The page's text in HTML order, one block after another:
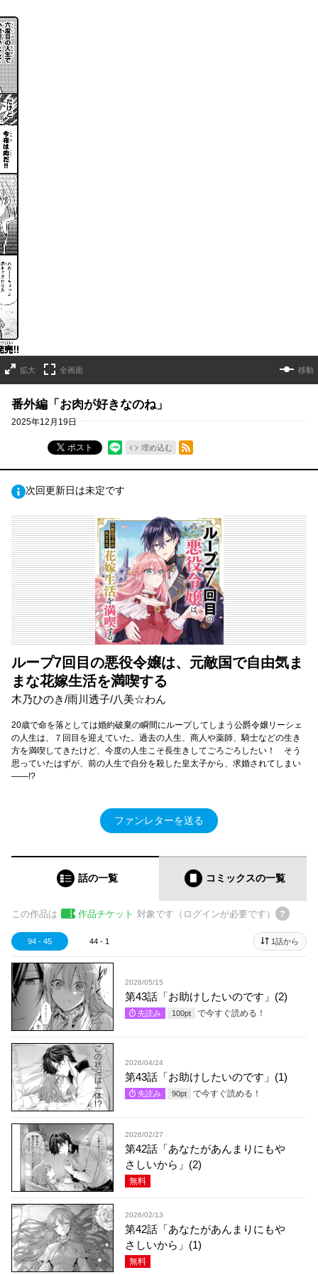
拡大 全画面 移動
番外編「お肉が好きなのね」
2025年12月19日
ポスト 埋め込む
RSSフィード
次回更新日は未定です
ループ7回目の悪役令嬢は、元敵国で自由気ま
まな花嫁生活を満喫する
木乃ひのき/雨川透子/八美☆わん
20歳で命を落としては婚約破棄の瞬間にループしてしまう公爵令嬢リーシェ
の人生は、７回目を迎えていた。過去の人生、商人や薬師、騎士などの生き
方を満喫してきたけど、今度の人生こそ長生きしてごろごろしたい！ そう
思っていたはずが、前の人生で自分を殺した皇太子から、求婚されてしまい
――!?
ファンレターを送る
話の一覧 コミックスの一覧
この作品は 作品チケット 対象です（ログインが必要です）
94 - 45 44 - 1 1話から
2026/05/15
第43話「お助けしたいのです」(2)
先読み 100pt で今すぐ読める！
2026/04/24
第43話「お助けしたいのです」(1)
先読み 90pt で今すぐ読める！
2026/02/27
第42話「あなたがあんまりにもや
さしいから」(2)
無料
2026/02/13
第42話「あなたがあんまりにもや
さしいから」(1)
無料